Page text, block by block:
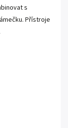
s
Přístroje